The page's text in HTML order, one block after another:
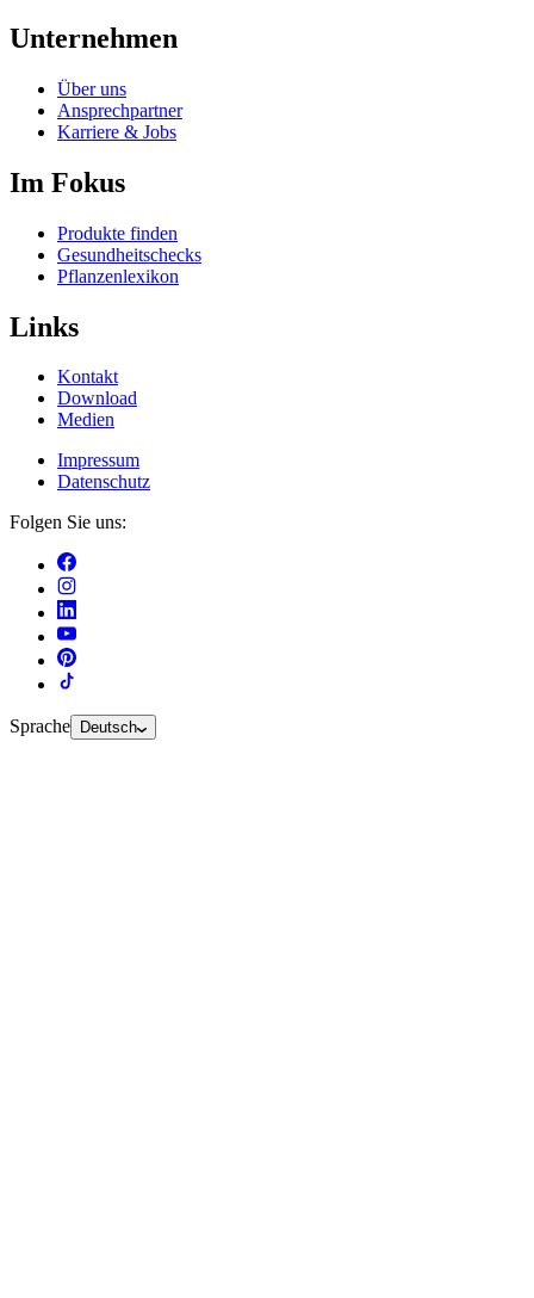
Unternehmen
Über uns
Ansprechpartner
Karriere & Jobs
Im Fokus
Produkte finden
Gesundheitschecks
Pflanzenlexikon
Links
Kontakt
Download
Medien
Impressum
Datenschutz
Folgen Sie uns:
Sprache Deutsch